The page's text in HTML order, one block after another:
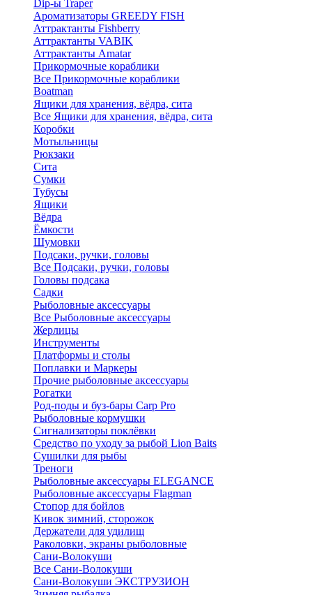
Dip-ы Traper
Ароматизаторы GREEDY FISH
Аттрактанты Fishberry
Аттрактанты VABIK
Аттрактанты Amatar
Прикормочные кораблики
Все Прикормочные кораблики
Boatman
Ящики для хранения, вёдра, сита
Все Ящики для хранения, вёдра, сита
Коробки
Мотыльницы
Рюкзаки
Сита
Сумки
Тубусы
Ящики
Вёдра
Ёмкости
Шумовки
Подсаки, ручки, головы
Все Подсаки, ручки, головы
Головы подсака
Садки
Рыболовные аксессуары
Все Рыболовные аксессуары
Жерлицы
Инструменты
Платформы и столы
Поплавки и Маркеры
Прочие рыболовные аксессуары
Рогатки
Род-поды и буз-бары Carp Pro
Рыболовные кормушки
Сигнализаторы поклёвки
Средство по уходу за рыбой Lion Baits
Сушилки для рыбы
Треноги
Рыболовные аксессуары ELEGANCE
Рыболовные аксессуары Flagman
Стопор для бойлов
Кивок зимний, сторожок
Держатели для удилищ
Раколовки, экраны рыболовные
Сани-Волокуши
Все Сани-Волокуши
Сани-Волокуши ЭКСТРУЗИОН